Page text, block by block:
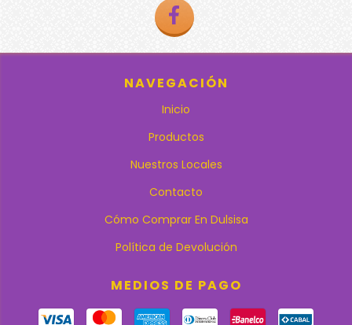
NAVEGACIÓN
Inicio
Productos
Nuestros Locales
Contacto
Cómo Comprar En Dulsisa
Política de Devolución
MEDIOS DE PAGO